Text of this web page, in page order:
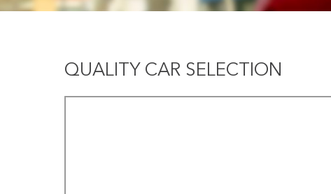
QUALITY CAR SELECTION